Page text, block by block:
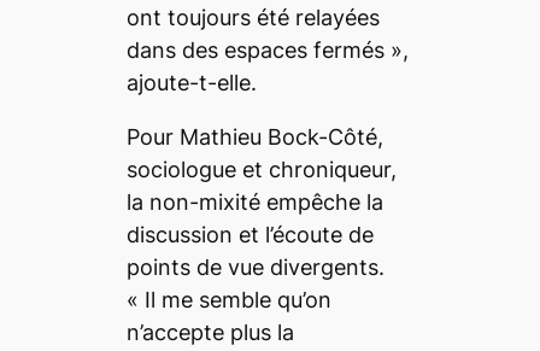
ont toujours été relayées
dans des espaces fermés »,
ajoute-t-elle.
Pour Mathieu Bock-Côté,
sociologue et chroniqueur,
la non-mixité empêche la
discussion et l’écoute de
points de vue divergents.
« Il me semble qu’on
n’accepte plus la